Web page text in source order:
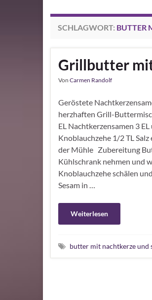
SCHLAGWORT: BUTTER
Grillbutter
Von Carmen Randolf
Geröstete
herzhaften Grill-
EL Nachtkerzensamen 3
Knoblauchzehe 1/2 TL
der Mühle Zubereitung
Kühlschrank nehmen und
Knoblauchzehe schälen
Sesam in …
Weiterlesen
butter mit nachtkerze und